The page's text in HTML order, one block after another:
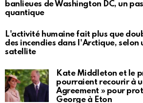
banlieues de Washington DC, un
quantique
L'activité humaine fait plus que
des incendies dans l'Arctique, selon
satellite
Kate Middleton et le
pourraient recourir à
Agreement » pour
George à Eton